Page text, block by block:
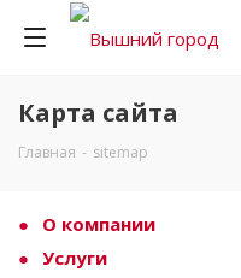
Карта сайта
Главная - sitemap
О компании
Услуги